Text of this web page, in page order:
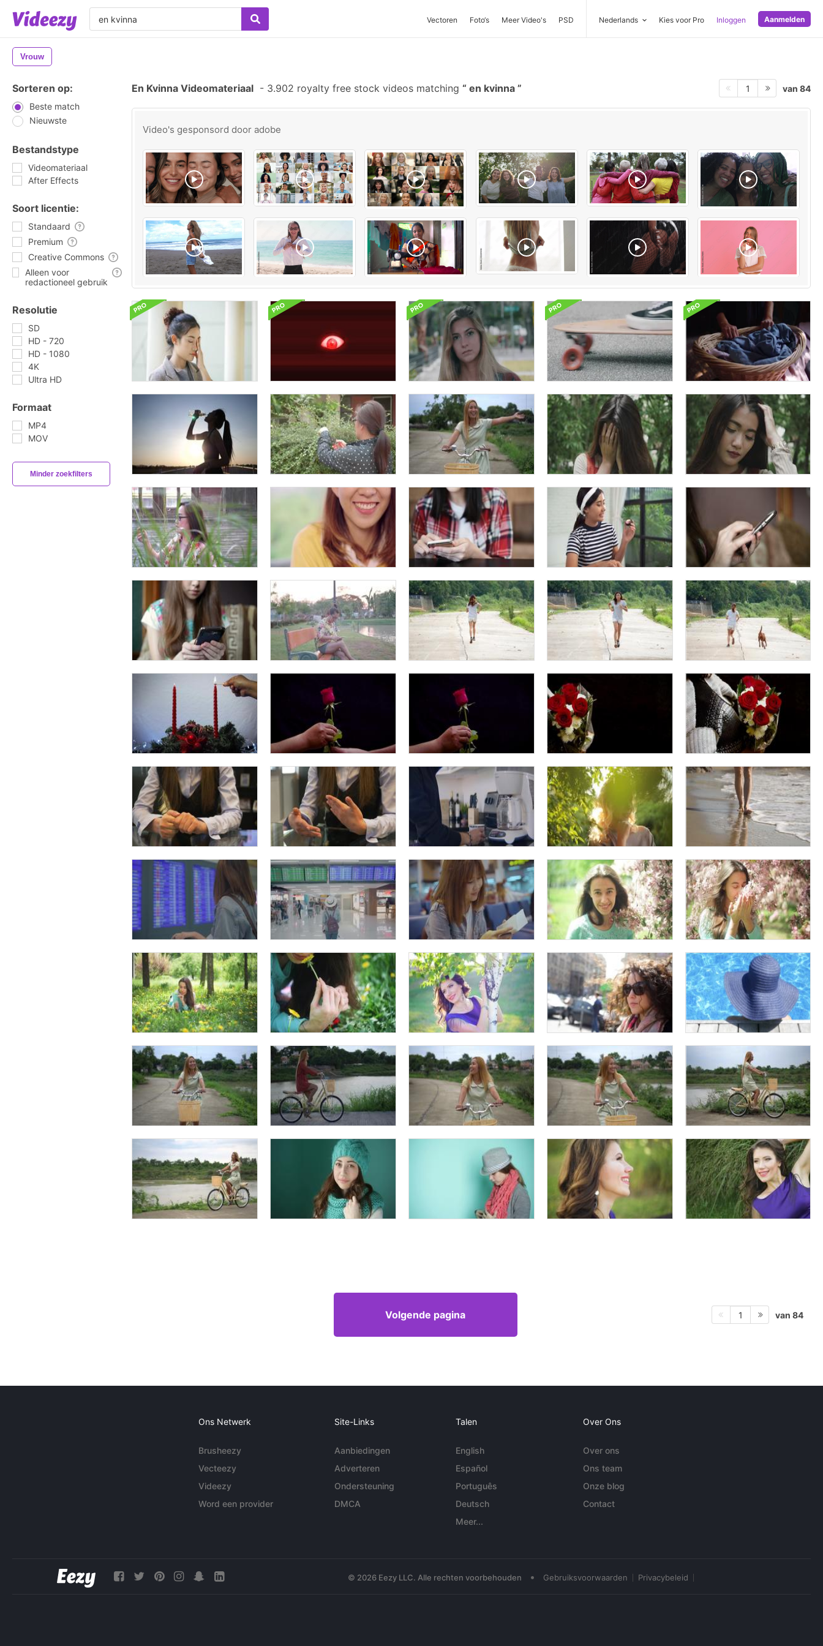
Vectoren Foto‘s Meer Video's PSD Nederlands Kies voor Pro Inloggen Aanmelden
Vrouw
Sorteren op:
Beste match
Nieuwste
Bestandstype
Videomateriaal
After Effects
Soort licentie:
Standaard
Premium
Creative Commons
Alleen voor
redactioneel gebruik
Resolutie
SD
HD - 720
HD - 1080
4K
Ultra HD
Formaat
MP4
MOV
Minder zoekfilters
En Kvinna Videomateriaal - 3.902 royalty free stock videos matching en kvinna 1 van 84
Video's gesponsord door adobe
Volgende pagina 1 van 84
Ons Netwerk
Brusheezy
Vecteezy
Videezy
Word een provider
Site-Links
Aanbiedingen
Adverteren
Ondersteuning
DMCA
Talen
English
Español
Português
Deutsch
Meer...
Over Ons
Over ons
Ons team
Onze blog
Contact
© 2026 Eezy LLC. Alle rechten voorbehouden • Gebruiksvoorwaarden Privacybeleid